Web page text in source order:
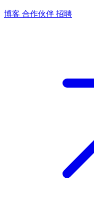
博客 合作伙伴 招聘